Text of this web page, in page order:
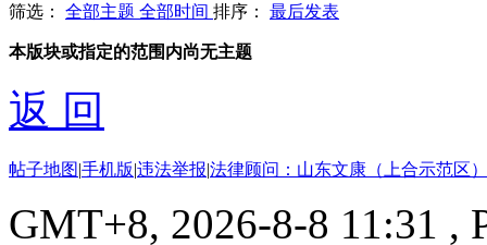
筛选： 全部主题 全部时间 排序： 最后发表
本版块或指定的范围内尚无主题
返 回
帖子地图|手机版|违法举报|法律顾问：山东文康（上合示范区
GMT+8, 2026-8-8 11:31 ,